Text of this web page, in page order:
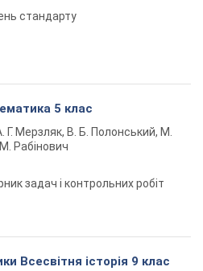
стандарту
5 клас
Г. Мерзляк, В. Б. Полонський, М.
Рабінович
задач і контрольних робіт
Всесвітня історія 9 клас